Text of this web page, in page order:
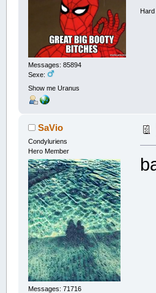
Messages: 85894
Sexe:
Show me Uranus
SaVio
Condyluriens
Hero Member
Messages: 71716